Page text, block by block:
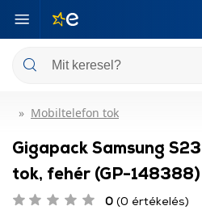
Mobiltelefon tok
Gigapack Samsung
tok, fehér (GP-148388)
0 (0 értékelés)